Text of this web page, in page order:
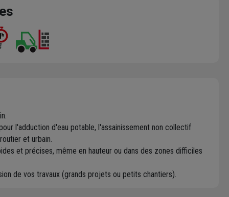
l'adduction d'eau potable, l'assainissement non collectif
et urbain.
et précises, même en hauteur ou dans des zones difficiles
de vos travaux (grands projets ou petits chantiers).